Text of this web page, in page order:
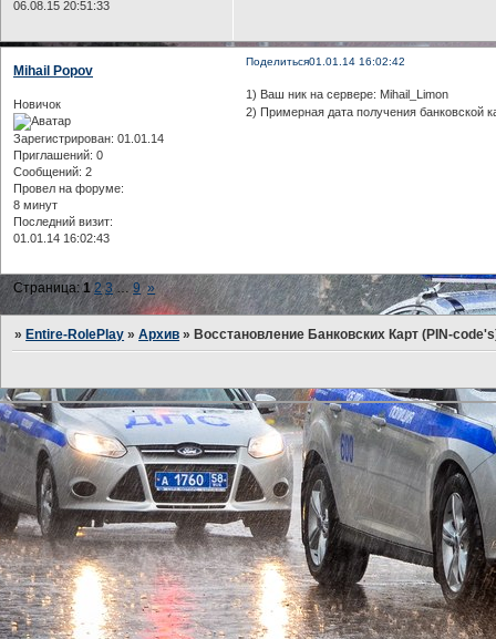
06.08.15 20:51:33
Поделиться01.01.14 16:02:42
Mihail Popov
Новичок
Зарегистрирован: 01.01.14
Приглашений: 0
Сообщений: 2
Провел на форуме:
8 минут
Последний визит:
01.01.14 16:02:43
1) Ваш ник на сервере: Mihail_Limon
2) Примерная дата получения банковской
Страница:1 2 3 … 9 »
»Entire-RolePlay »Архив »Восстановление Банковских Карт (PIN-